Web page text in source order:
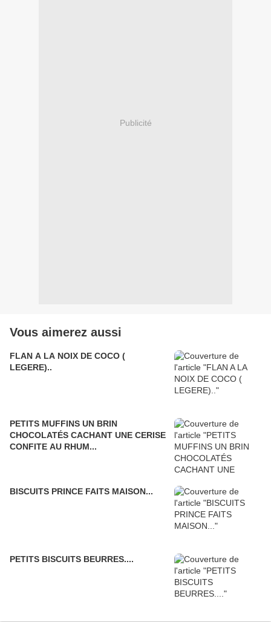
Publicité
Vous aimerez aussi
FLAN A LA NOIX DE COCO (
LEGERE)..
PETITS MUFFINS UN BRIN
CHOCOLATÉS CACHANT UNE CERISE
CONFITE AU RHUM...
BISCUITS PRINCE FAITS MAISON...
PETITS BISCUITS BEURRES....